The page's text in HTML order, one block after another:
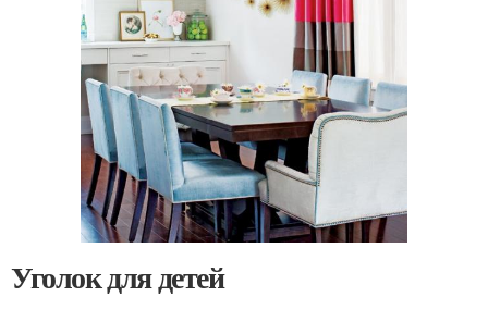
Уголок для детей